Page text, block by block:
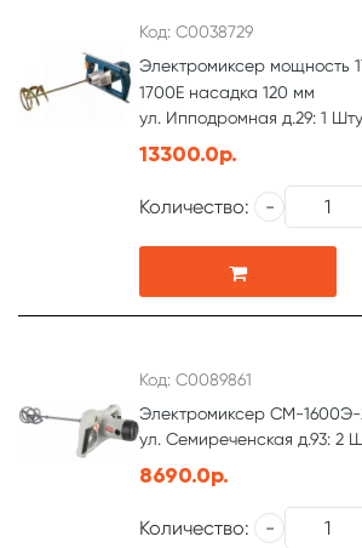
Код: С0038729
Электромиксер мощность
1700E насадка 120 мм
ул. Ипподромная д.29: 1
13300.0р.
Количество:
Код: С0089861
Электромиксер СМ-1600Э-
ул. Семиреченская д.93: 2
8690.0р.
Количество: